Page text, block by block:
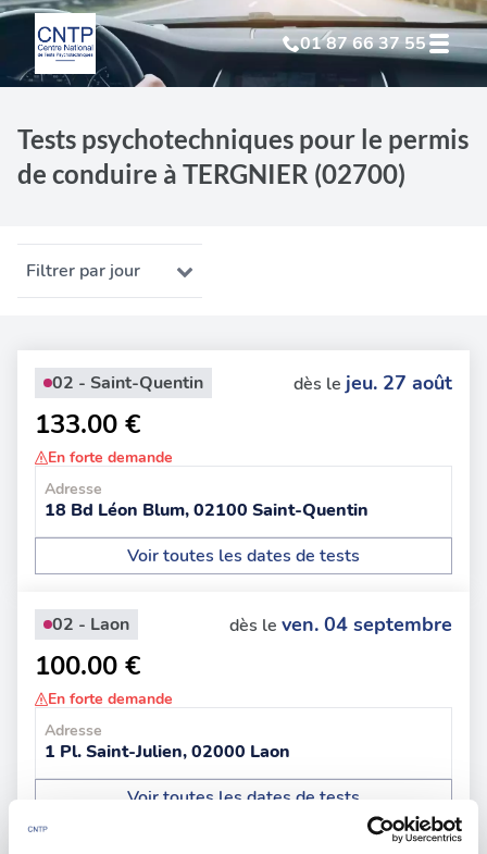
01 87 66 37 55
Test Psychotechniquesuite à annulation
Test Psychotechnique
Test Psychotechnique
Tests psychotechniques pour le permis
de conduire à TERGNIER (02700)
Filtrer par jour
02 - Saint-Quentin dès le jeu. 27 août
133.00 €
En forte demande
Adresse
18 Bd Léon Blum, 02100 Saint-Quentin
Voir toutes les dates de tests
02 - Laon dès le ven. 04 septembre
100.00 €
En forte demande
Adresse
1 Pl. Saint-Julien, 02000 Laon
Voir toutes les dates de tests